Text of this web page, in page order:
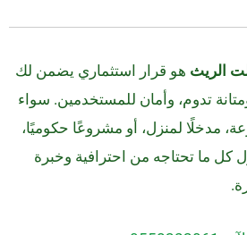
الريث هو قرار استثماري يضمن لك
تدوم، وأمان للمستخدمين. سواء
مدخلًا لمنزل، أو مشروعًا حكوميًا،
كل ما تحتاجه من احترافية وخبرة